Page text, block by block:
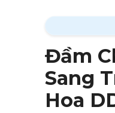
Đầm
Sang
Hoa